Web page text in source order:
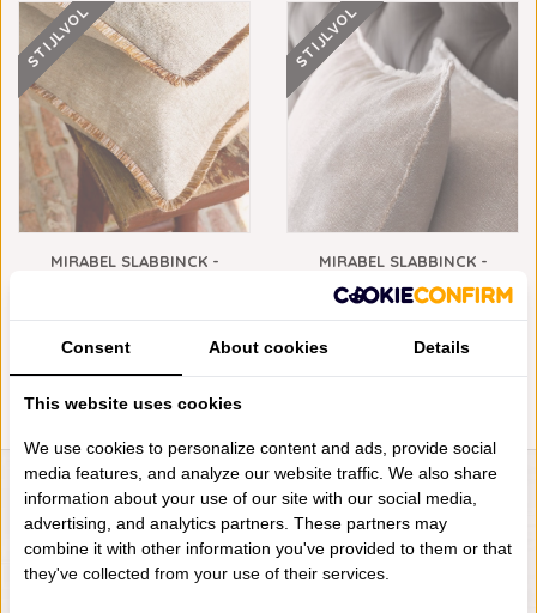
STIJLVOL
MIRABEL SLABBINCK -
€186,00
STIJLVOL
MIRABEL SLABBINCK -
EN PLAID ZILVER
€186,00
LIENSLINNENWINKEL.NL
VRAGEN? BEL DAN
+31 (0) 575 511817
Consent About cookies Details
This website uses cookies
We use cookies to personalize content and ads, provide social
media features, and analyze our website traffic. We also share
information about your use of our site with our social media,
advertising, and analytics partners. These partners may
combine it with other information you've provided to them or that
they've collected from your use of their services.